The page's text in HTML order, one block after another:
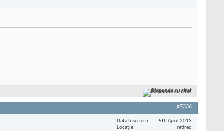
Răspunde cu citat
#7336
Data înscrierii
5th April 2013
Locaţie
retired